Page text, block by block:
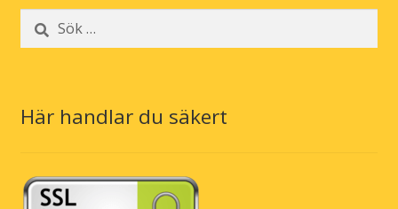
Sök
efter:
Här handlar du säkert